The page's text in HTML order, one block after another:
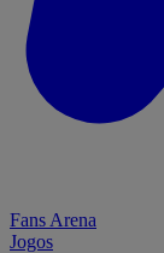
Fans Arena
Jogos